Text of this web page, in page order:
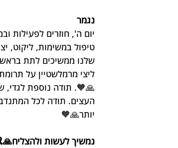
נגמר
יום ה', חוזרים לפעילות
טיפול במשימות, ליקוט,
שלנו ממשיכים לתת
🙏🧡. תודה נוספת לגדי,
העצים. תודה לכל
יותר🙏🧡
נמשיך לעשות